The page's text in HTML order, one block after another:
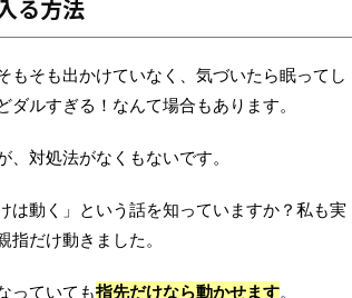
る方法
もそも出かけていなく、気づいたら眠ってし
ルすぎる！なんて場合もあります。
対処法がなくもないです。
は動く」という話を知っていますか？私も実
だけ動きました。
っていても指先だけなら動かせます。